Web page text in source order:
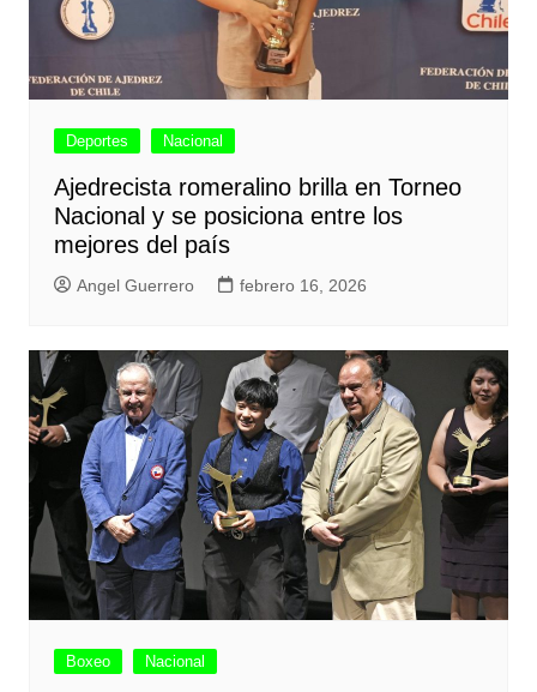
Deportes Nacional
Ajedrecista romeralino brilla en Torneo
Nacional y se posiciona entre los
mejores del país
Angel Guerrero febrero 16, 2026
Boxeo Nacional